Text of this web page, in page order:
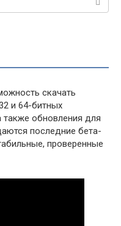
скачать
и 64-битных
также обновления для
последние бета-
проверенные